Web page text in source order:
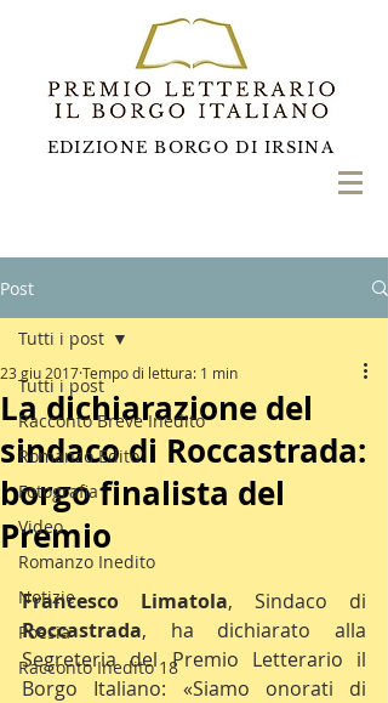
EDIZIONE BORGO DI IRSINA
Post
Tutti i post
Racconto Breve Inedito
Romanzo Edito
Fotografia
Video
Romanzo Inedito
Notizie
Poesia
Racconto Inedito 18
Tutti i post
La dichiarazione del
sindaco di Roccastrada:
borgo finalista del
Premio
23 giu 2017Tempo di lettura: 1 min
Francesco Limatola
Roccastrada, ha dichiarato alla
Segreteria del Premio Letterario il
Borgo Italiano: «Siamo onorati di